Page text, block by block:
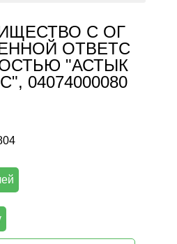
С ОГ
ОТВЕТС
"АСТЫК
04074000080